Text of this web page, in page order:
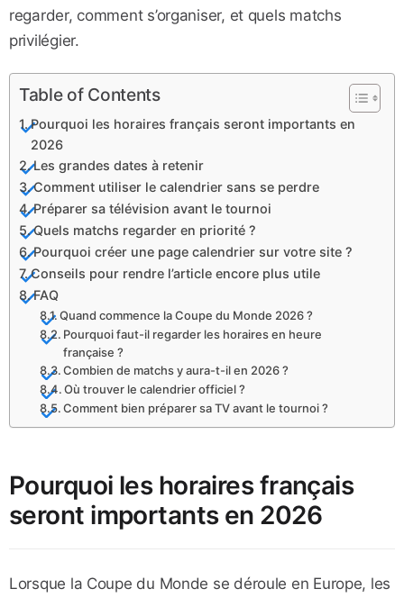
regarder, comment s’organiser, et quels matchs
privilégier.
Table of Contents
Pourquoi les horaires français seront importants en
2026
Les grandes dates à retenir
Comment utiliser le calendrier sans se perdre
Préparer sa télévision avant le tournoi
Quels matchs regarder en priorité ?
Pourquoi créer une page calendrier sur votre site ?
Conseils pour rendre l’article encore plus utile
FAQ
Quand commence la Coupe du Monde 2026 ?
Pourquoi faut-il regarder les horaires en heure
française ?
Combien de matchs y aura-t-il en 2026 ?
Où trouver le calendrier officiel ?
Comment bien préparer sa TV avant le tournoi ?
Pourquoi les horaires français
seront importants en 2026
Lorsque la Coupe du Monde se déroule en Europe, les